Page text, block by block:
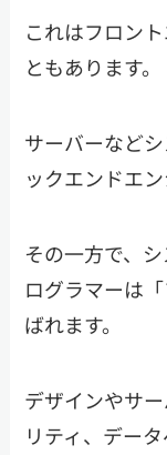
これはフロン
ともあります。
サーバーなど
ックエンドエン
その一方で、
ログラマーは
ばれます。
デザインやサ
リティ、デー